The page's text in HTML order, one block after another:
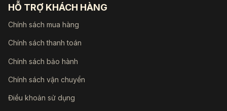
HỖ TRỢ KHÁCH HÀNG
Chính sách mua hàng
Chính sách thanh toán
Chính sách bảo hành
Chính sách vận chuyển
Điều khoản sử dụng